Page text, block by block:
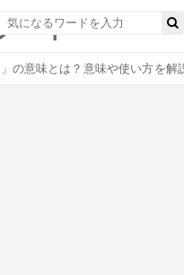
ート
」の意味とは？意味や使い方を解